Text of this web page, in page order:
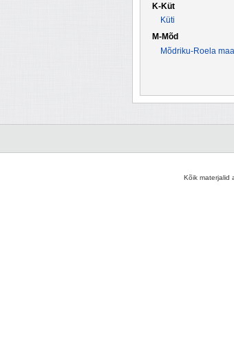
K-Küt
Küti
M-Mõd
Mõdriku-Roela
Kõik materjalid